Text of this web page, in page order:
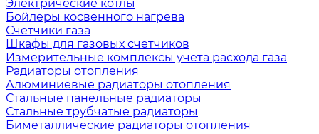
Электрические котлы
Бойлеры косвенного нагрева
Счетчики газа
Шкафы для газовых счетчиков
Измерительные комплексы учета расхода газа
Радиаторы отопления
Алюминиевые радиаторы отопления
Стальные панельные радиаторы
Стальные трубчатые радиаторы
Биметаллические радиаторы отопления